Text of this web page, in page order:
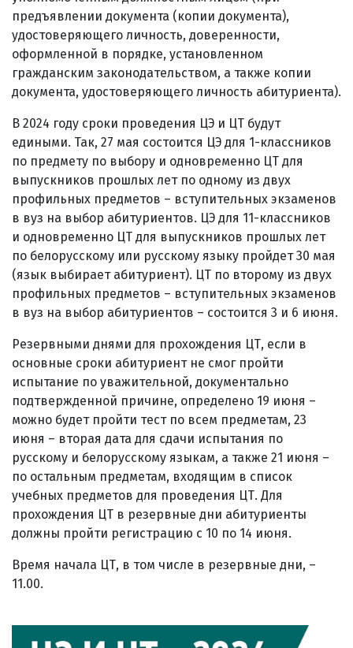
предъявлении документа (копии документа),
удостоверяющего личность, доверенности,
оформленной в порядке, установленном
гражданским законодательством, а также копии
документа, удостоверяющего личность абитуриента).
В 2024 году сроки проведения ЦЭ и ЦТ будут
едиными. Так, 27 мая состоится ЦЭ для 1-классников
по предмету по выбору и одновременно ЦТ для
выпускников прошлых лет по одному из двух
профильных предметов – вступительных экзаменов
в вуз на выбор абитуриентов. ЦЭ для 11-классников
и одновременно ЦТ для выпускников прошлых лет
по белорусскому или русскому языку пройдет 30 мая
(язык выбирает абитуриент). ЦТ по второму из двух
профильных предметов – вступительных экзаменов
в вуз на выбор абитуриентов – состоится 3 и 6 июня.
Резервными днями для прохождения ЦТ, если в
основные сроки абитуриент не смог пройти
испытание по уважительной, документально
подтвержденной причине, определено 19 июня –
можно будет пройти тест по всем предметам, 23
июня – вторая дата для сдачи испытания по
русскому и белорусскому языкам, а также 21 июня –
по остальным предметам, входящим в список
учебных предметов для проведения ЦТ. Для
прохождения ЦТ в резервные дни абитуриенты
должны пройти регистрацию с 10 по 14 июня.
Время начала ЦТ, в том числе в резервные дни, –
11.00.